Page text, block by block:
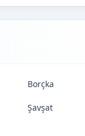
Borçka
Şavşat